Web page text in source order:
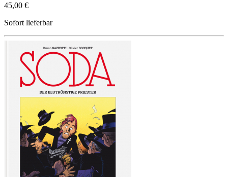
45,00 €
Sofort lieferbar